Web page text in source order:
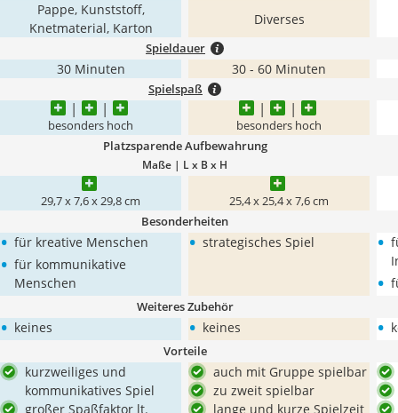
Pappe, Kunststoff,
Knetmaterial, Karton
Diverses
Spieldauer
30 Minuten 30 - 60 Minuten
Spielspaß
besonders hoch besonders hoch
Platzsparende Aufbewahrung
Maße | L x B x H
29,7 x 7,6 x 29,8 cm 25,4 x 25,4 x 7,6 cm
Besonderheiten
• für kreative Menschen
• für kommunikative
Menschen
• strategisches Spiel •
•
Weiteres Zubehör
• keines • keines •
Vorteile
kurzweiliges und
kommunikatives Spiel
großer Spaßfaktor lt.
auch mit Gruppe spielbar
zu zweit spielbar
lange und kurze Spielzeit